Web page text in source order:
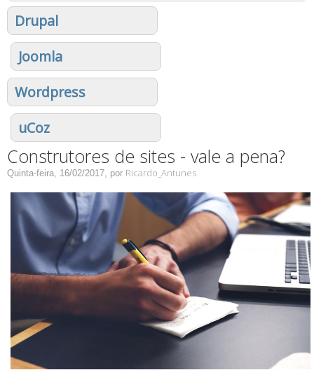
Drupal
Joomla
Wordpress
uCoz
Construtores de sites - vale a pena?
Quinta-feira, 16/02/2017, por Ricardo_Antunes